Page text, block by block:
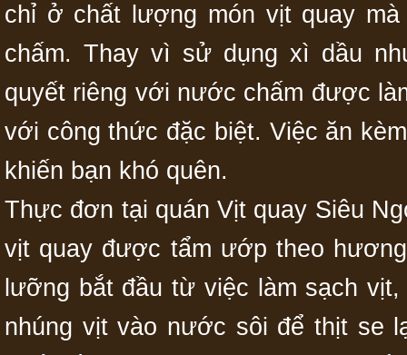
chỉ ở chất lượng món vịt quay
chấm. Thay vì sử dụng xì dầu
quyết riêng với nước chấm được
với công thức đặc biệt. Việc ăn
khiến bạn khó quên.
Thực đơn tại quán Vịt quay Siêu
vịt quay được tẩm ướp theo
lưỡng bắt đầu từ việc làm sạch
nhúng vịt vào nước sôi để thịt se